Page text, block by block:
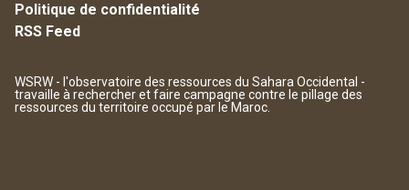
Politique de confidentialité
RSS Feed
WSRW - l'observatoire des ressources du Sahara Occidental -
travaille à rechercher et faire campagne contre le pillage des
ressources du territoire occupé par le Maroc.